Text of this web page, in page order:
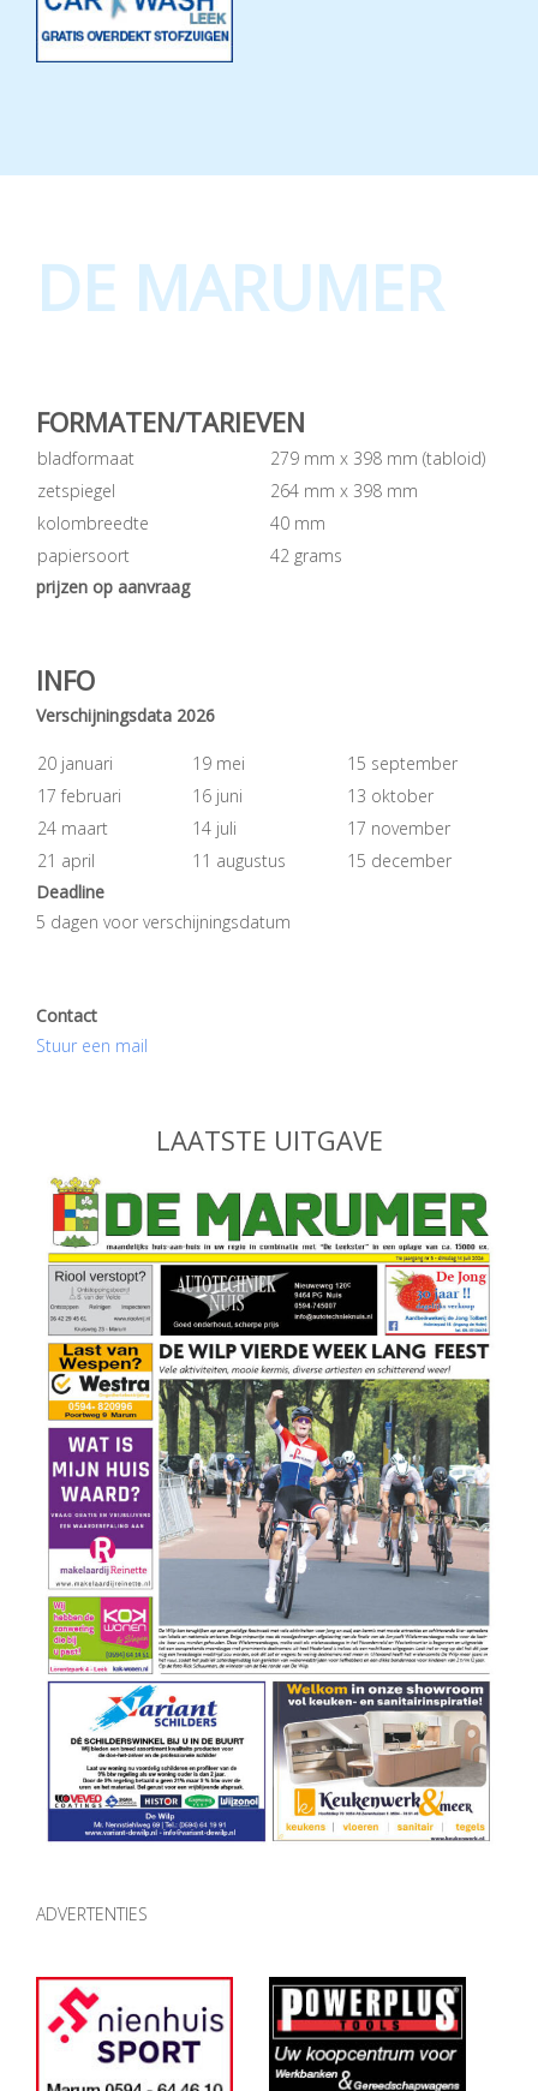
DE MARUMER
FORMATEN/TARIEVEN
bladformaat
279 mm x 398 mm (tabloid)
zetspiegel
264 mm x 398 mm
kolombreedte
40 mm
papiersoort
42 grams
prijzen op aanvraag
INFO
Verschijningsdata 2026
20 januari 19 mei
15 september
17 februari
16 juni
13 oktober
24 maart
14 juli
17 november
21 april
11 augustus
15 december
Deadline
5 dagen voor verschijningsdatum
Contact
Stuur een mail
LAATSTE UITGAVE
ADVERTENTIES